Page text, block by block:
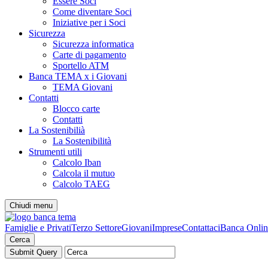
Come diventare Soci
Iniziative per i Soci
Sicurezza
Sicurezza informatica
Carte di pagamento
Sportello ATM
Banca TEMA x i Giovani
TEMA Giovani
Contatti
Blocco carte
Contatti
La Sostenibilià
La Sostenibilità
Strumenti utili
Calcolo Iban
Calcola il mutuo
Calcolo TAEG
Chiudi menu
Famiglie e PrivatiTerzo SettoreGiovaniImpreseContattaciBanca
Cerca